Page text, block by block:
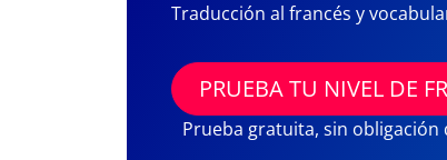
Traducción al francés y
PRUEBA TU NIVEL DE
Prueba gratuita, sin obligación